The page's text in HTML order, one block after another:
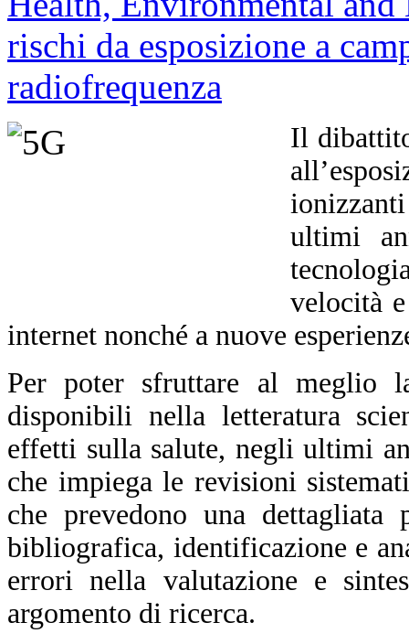
Il
ultimi
velocità
internet nonché a nuove
Per poter sfruttare al meglio
disponibili nella letteratura
effetti sulla salute, negli ultimi
che impiega le revisioni
che prevedono una dettagliata
bibliografica, identificazione e
errori nella valutazione e
argomento di ricerca.